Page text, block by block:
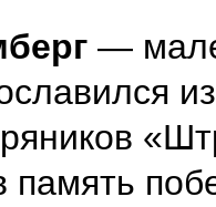
—
память